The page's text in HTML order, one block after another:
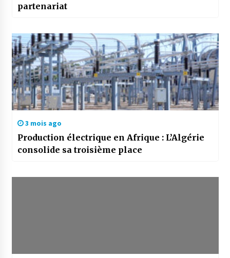
partenariat
3 mois ago
Production électrique en Afrique : L’Algérie
consolide sa troisième place